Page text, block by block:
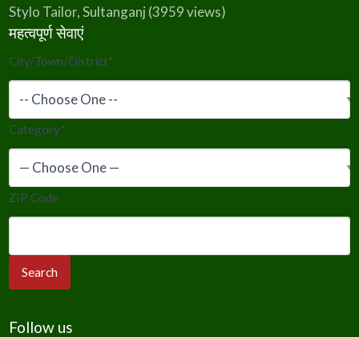
Stylo Tailor, Sultanganj (3959 views)
महत्वपूर्ण सेवाएं
City/Town/District*
Category*
ZIP Code
Follow us